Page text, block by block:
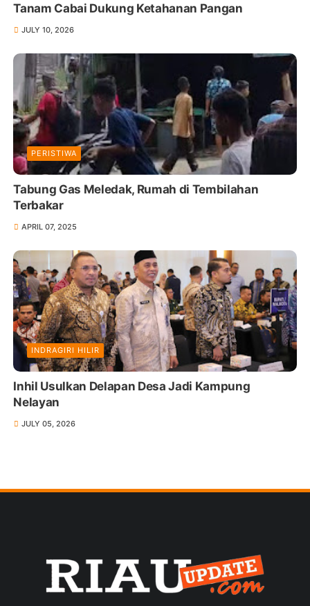
Tanam Cabai Dukung Ketahanan Pangan
JULY 10, 2026
PERISTIWA
Tabung Gas Meledak, Rumah di Tembilahan
Terbakar
APRIL 07, 2025
INDRAGIRI HILIR
Inhil Usulkan Delapan Desa Jadi Kampung
Nelayan
JULY 05, 2026